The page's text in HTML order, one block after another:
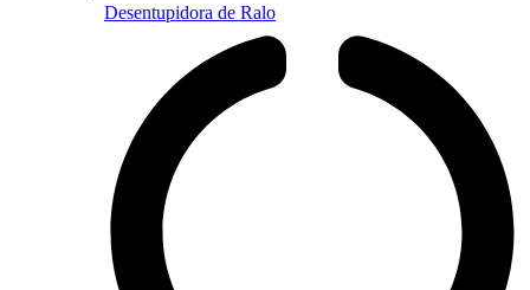
Desentupidora de Ralo